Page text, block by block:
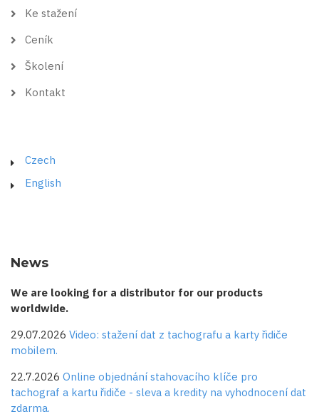
Ke stažení
Ceník
Školení
Kontakt
Czech
English
News
We are looking for a distributor for our products
worldwide.
29.07.2026 Video: stažení dat z tachografu a karty řidiče
mobilem.
22.7.2026 Online objednání stahovacího klíče pro
tachograf a kartu řidiče - sleva a kredity na vyhodnocení dat
zdarma.